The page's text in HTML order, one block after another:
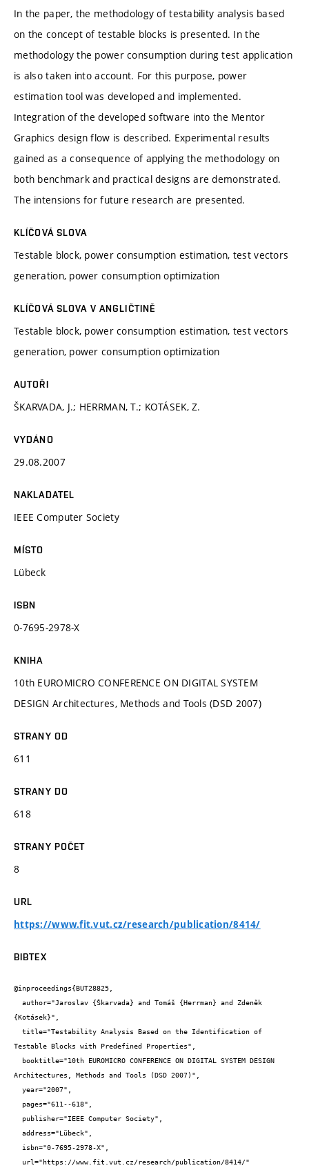
In the paper, the methodology of testability analysis based
on the concept of testable blocks is presented. In the
methodology the power consumption during test application
is also taken into account. For this purpose, power
estimation tool was developed and implemented.
Integration of the developed software into the Mentor
Graphics design flow is described. Experimental results
gained as a consequence of applying the methodology on
both benchmark and practical designs are demonstrated.
The intensions for future research are presented.
KLÍČOVÁ SLOVA
Testable block, power consumption estimation, test vectors
generation, power consumption optimization
KLÍČOVÁ SLOVA V ANGLIČTINĚ
Testable block, power consumption estimation, test vectors
generation, power consumption optimization
AUTOŘI
ŠKARVADA, J.; HERRMAN, T.; KOTÁSEK, Z.
VYDÁNO
29.08.2007
NAKLADATEL
IEEE Computer Society
MÍSTO
Lübeck
ISBN
0-7695-2978-X
KNIHA
10th EUROMICRO CONFERENCE ON DIGITAL SYSTEM
DESIGN Architectures, Methods and Tools (DSD 2007)
STRANY OD
611
STRANY DO
618
STRANY POČET
8
URL
https://www.fit.vut.cz/research/publication/8414/
BIBTEX
@inproceedings{BUT28825,
{Kotásek}",
Testable Blocks with Predefined Properties",
Architectures, Methods and Tools (DSD 2007)",